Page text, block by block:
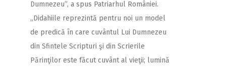
Dumnezeu”, a spus Patriarhul României.
„Didahiile reprezintă pentru noi un model
de predică în care cuvântul Lui Dumnezeu
din Sfintele Scripturi şi din Scrierile
Părinţilor este făcut cuvânt al vieţii; lumină